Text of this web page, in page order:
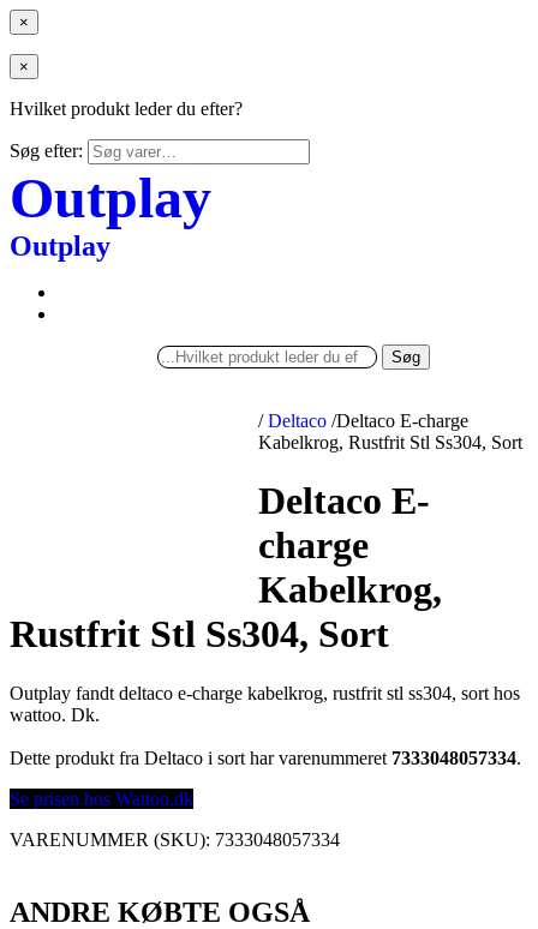
×
×
Hvilket produkt leder du efter?
Søg efter:
Outplay
Outplay
Søg
/ Deltaco /Deltaco E-charge
Kabelkrog, Rustfrit Stl Ss304, Sort
Deltaco E-
charge
Kabelkrog,
Rustfrit Stl Ss304, Sort
Outplay fandt deltaco e-charge kabelkrog, rustfrit stl ss304, sort hos
wattoo. Dk.
Dette produkt fra Deltaco i sort har varenummeret 7333048057334.
Se prisen hos Wattoo.dk
VARENUMMER (SKU): 7333048057334
ANDRE KØBTE OGSÅ